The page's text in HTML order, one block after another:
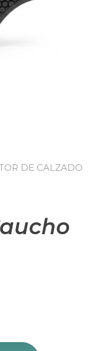
DE CALZADO